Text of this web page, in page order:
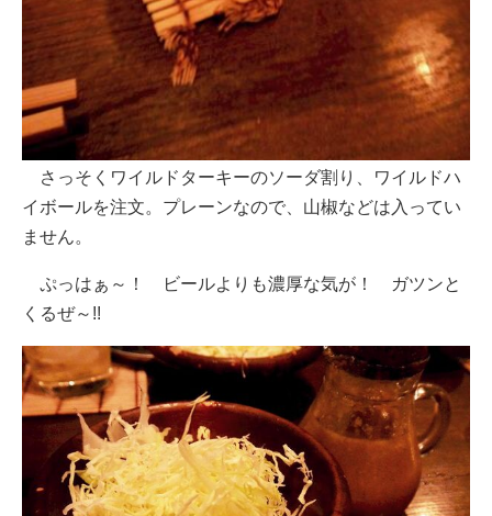
さっそくワイルドターキーのソーダ割り、ワイルドハ
イボールを注文。プレーンなので、山椒などは入ってい
ません。
ぷっはぁ～！ ビールよりも濃厚な気が！ ガツンと
くるぜ～!!